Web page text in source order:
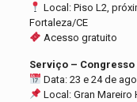
Local: Piso L2,
Fortaleza/CE
Acesso gratuito
Serviço – Congresso
Data: 23 e 24 de
Local: Gran Mareiro